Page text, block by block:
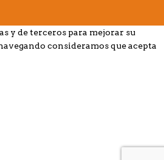
y de terceros para mejorar su
consideramos que acepta